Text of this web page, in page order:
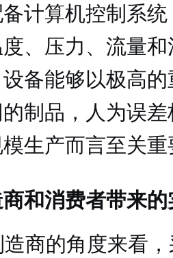
计算机控制系
、压力、流量
备能够以极高
制品，人为误
生产而言至关
和消费者带来
商的角度来看